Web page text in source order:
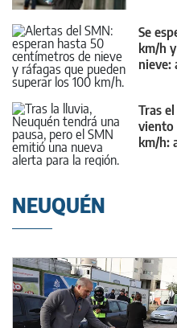
Se
km/h
nieve:
Tras
viento
km/h:
NEUQUÉN